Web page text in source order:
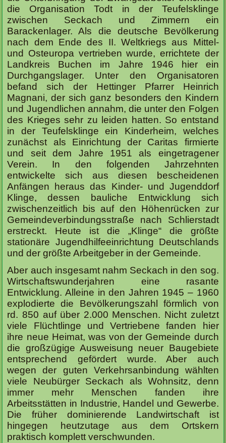
die Organisation Todt in der Teufelsklinge
zwischen Seckach und Zimmern ein
Barackenlager. Als die deutsche Bevölkerung
nach dem Ende des II. Weltkriegs aus Mittel-
und Osteuropa vertrieben wurde, errichtete der
Landkreis Buchen im Jahre 1946 hier ein
Durchgangslager. Unter den Organisatoren
befand sich der Hettinger Pfarrer Heinrich
Magnani, der sich ganz besonders den Kindern
und Jugendlichen annahm, die unter den Folgen
des Krieges sehr zu leiden hatten. So entstand
in der Teufelsklinge ein Kinderheim, welches
zunächst als Einrichtung der Caritas firmierte
und seit dem Jahre 1951 als eingetragener
Verein. In den folgenden Jahrzehnten
entwickelte sich aus diesen bescheidenen
Anfängen heraus das Kinder- und Jugenddorf
Klinge, dessen bauliche Entwicklung sich
zwischenzeitlich bis auf den Höhenrücken zur
Gemeindeverbindungsstraße nach Schlierstadt
erstreckt. Heute ist die „Klinge“ die größte
stationäre Jugendhilfeeinrichtung Deutschlands
und der größte Arbeitgeber in der Gemeinde.
Aber auch insgesamt nahm Seckach in den sog.
Wirtschaftswunderjahren eine rasante
Entwicklung. Alleine in den Jahren 1945 – 1960
explodierte die Bevölkerungszahl förmlich von
rd. 850 auf über 2.000 Menschen. Nicht zuletzt
viele Flüchtlinge und Vertriebene fanden hier
ihre neue Heimat, was von der Gemeinde durch
die großzügige Ausweisung neuer Baugebiete
entsprechend gefördert wurde. Aber auch
wegen der guten Verkehrsanbindung wählten
viele Neubürger Seckach als Wohnsitz, denn
immer mehr Menschen fanden ihre
Arbeitsstätten in Industrie, Handel und Gewerbe.
Die früher dominierende Landwirtschaft ist
hingegen heutzutage aus dem Ortskern
praktisch komplett verschwunden.